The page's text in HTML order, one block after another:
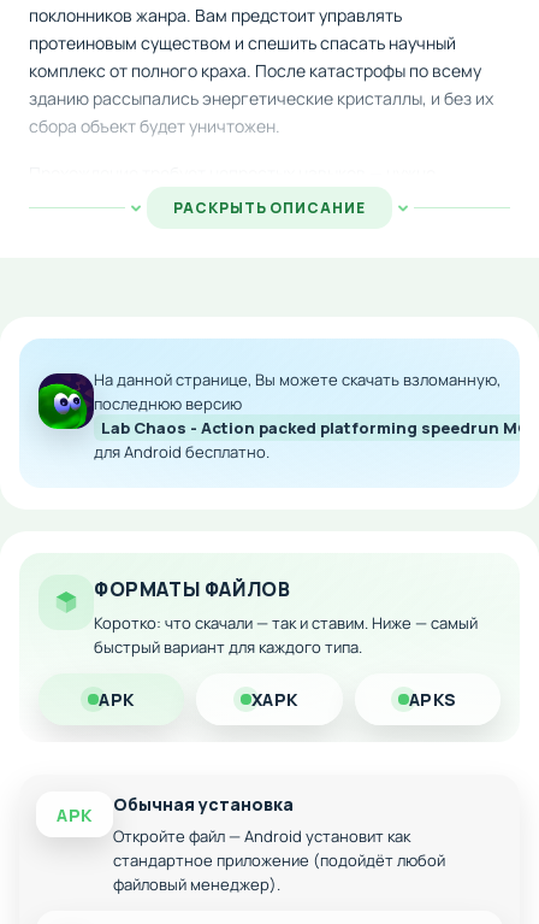
поклонников жанра. Вам предстоит управлять
протеиновым существом и спешить спасать научный
комплекс от полного краха. После катастрофы по всему
зданию рассыпались энергетические кристаллы, и без их
сбора объект будет уничтожен.
совладать с многоуровневыми препятствиями, включая
подвижные платформы и исчезающие конструкции. Кроме
продвижения вперед.
Особенности мода:
Неограниченное количество внутриигровой
валюты
Мгновенные покупки всех предметов
Загрузите модифицированную версию на Android и
наслаждайтесь полным контентом без ограничений!
РАСКРЫТЬ ОПИСАНИЕ
На данной странице, Вы можете скачать взломанную,
последнюю версию
Lab Chaos - Action packed platforming speedrun
для Android бесплатно.
ФОРМАТЫ ФАЙЛОВ
Коротко: что скачали — так и ставим. Ниже — самый
быстрый вариант для каждого типа.
APK XAPK APKS
APK Обычная установка
Откройте файл — Android установит как
стандартное приложение (подойдёт любой
файловый менеджер).